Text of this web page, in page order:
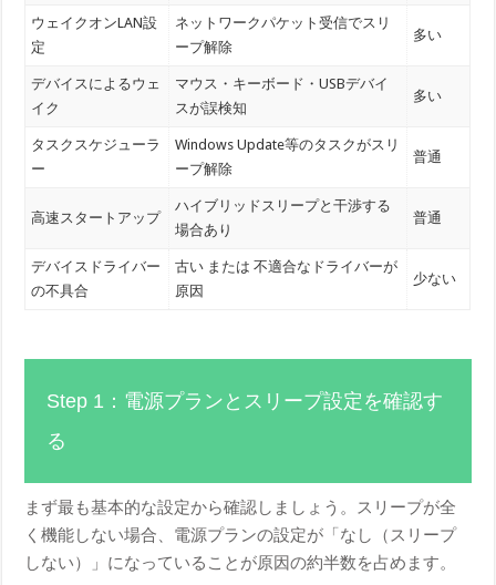
ウェイクオンLAN設
定
ネットワークパケット受信でスリ
ープ解除
多い
デバイスによるウェ
イク
マウス・キーボード・USBデバイ
スが誤検知
多い
タスクスケジューラ
ー
Windows Update等のタスクがスリ
ープ解除
普通
高速スタートアップ
ハイブリッドスリープと干渉する
場合あり
普通
デバイスドライバー
の不具合
古い または 不適合なドライバーが
原因
少ない
Step 1：電源プランとスリープ設定を確認す
る
まず最も基本的な設定から確認しましょう。スリープが全
く機能しない場合、電源プランの設定が「なし（スリープ
しない）」になっていることが原因の約半数を占めます。